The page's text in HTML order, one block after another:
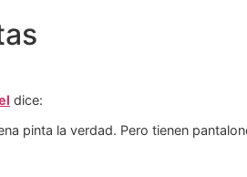
dice:
pinta la verdad. Pero tienen